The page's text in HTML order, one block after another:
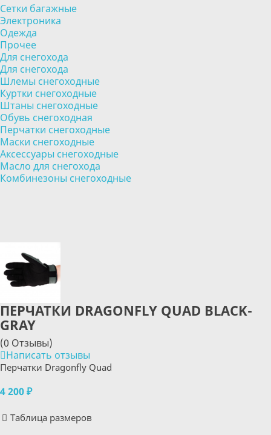
Сетки багажные
Электроника
Одежда
Прочее
Для снегохода
Для снегохода
Шлемы снегоходные
Куртки снегоходные
Штаны снегоходные
Обувь снегоходная
Перчатки снегоходные
Маски снегоходные
Аксессуары снегоходные
Масло для снегохода
Комбинезоны снегоходные
ПЕРЧАТКИ DRAGONFLY QUAD BLACK-
GRAY
(0 Отзывы)
Написать отзывы
Перчатки Dragonfly Quad
4 200 ₽
Таблица размеров